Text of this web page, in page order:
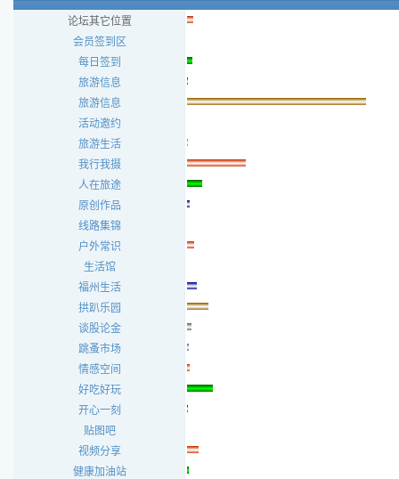
论坛其它位置
会员签到区
每日签到
旅游信息
旅游信息
活动邀约
旅游生活
我行我摄
人在旅途
原创作品
线路集锦
户外常识
生活馆
福州生活
拱趴乐园
谈股论金
跳蚤市场
情感空间
好吃好玩
开心一刻
贴图吧
视频分享
健康加油站